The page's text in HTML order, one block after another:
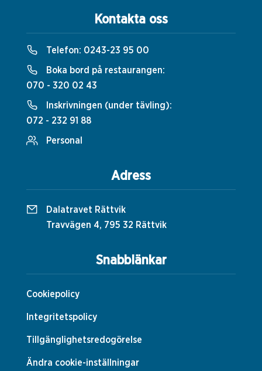
Snabblänkar
Cookiepolicy
Integritetspolicy
Tillgänglighetsredogörelse
Ändra cookie-inställningar
Kontakta oss
Telefon: 0243-23 95 00
Boka bord på restaurangen:
070 - 320 02 43
Inskrivningen (under tävling):
072 - 232 91 88
Personal
Adress
Dalatravet Rättvik
Travvägen 4, 795 32 Rättvik